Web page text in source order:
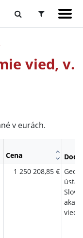
vied, v.
v eurách.
Cena
1 250 208,85 €
ústav
vied,